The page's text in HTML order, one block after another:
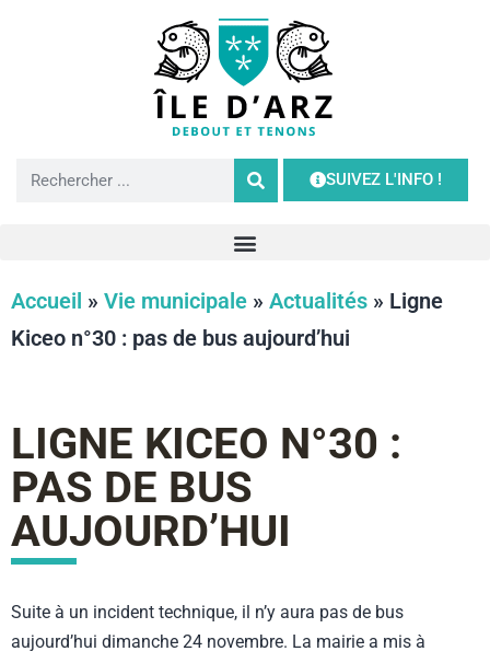
SUIVEZ L'INFO !
Accueil » Vie municipale » Actualités » Ligne
Kiceo n°30 : pas de bus aujourd’hui
LIGNE KICEO N°30 :
PAS DE BUS
AUJOURD’HUI
Suite à un incident technique, il n’y aura pas de bus
aujourd’hui dimanche 24 novembre. La mairie a mis à